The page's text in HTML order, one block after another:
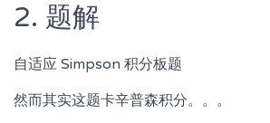
2. 题解
自适应 Simpson 积分板题
然而其实这题卡辛普森积分。。。